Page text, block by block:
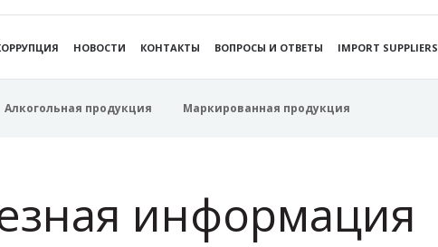
НОВОСТИ КОНТАКТЫ ВОПРОСЫ И ОТВЕТЫ IMPORT SUPPLIERS
Алкогольная продукция Маркированная продукция
информация